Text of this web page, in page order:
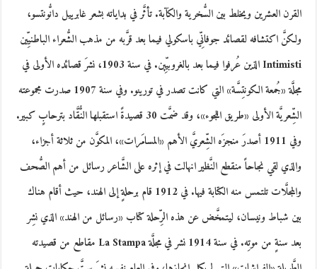
القرن العشرين ويخلط بين السُّخرية والكآبة. تأثَّر في بداياته بشعر غابرييل دانُّونتسو،
ولكنَّ اكتشافه لقصائد جوفانِّي باسكولي فيما بعد قرَّبه من مذهب الشُّعراء الباطنيِّين
Intimisti الذين عُرفوا فيما بعد بالغروبيِّين. في سنة 1903، نشرَ قصائده الأولى في
مجلَّة «جُمعة الكونتِسَّة» التي كانت تصدر في تورينو. وفي سنة 1907 صدرت مجموعته
الشِّعريَّة الأولى «طريق اللجوء»، وقد ضمَّت 30 قصيدةً استقبلها النُّقَّاد بترحابٍ كبير.
وفي 1911 أصدرَ منجزَه الشِّعريَّ الأهم «المسامَرات»، المكوَّن من ثلاثة أجزاء،
والذي لقي نجاحاً منقطع النَّظير انهالت في إثره على الشَّاعر رسائل من أهم الصُّحف
والمجلَّات تلتمس منه الكتابة فيها. في 1912 قام برحلةٍ إلى الهند، حيث أقام هناك
بين شباط ونيسان، ليتمخَّض عن هذه الرِّحلة كتاب «رسائل من الهند» الذي نشِر
بعد سنةٍ من موتِه. في سنة 1914 نشر في مجلَّة La Stampa مقاطع من قصيدته